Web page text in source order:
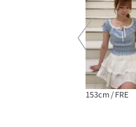
153cm / FRE